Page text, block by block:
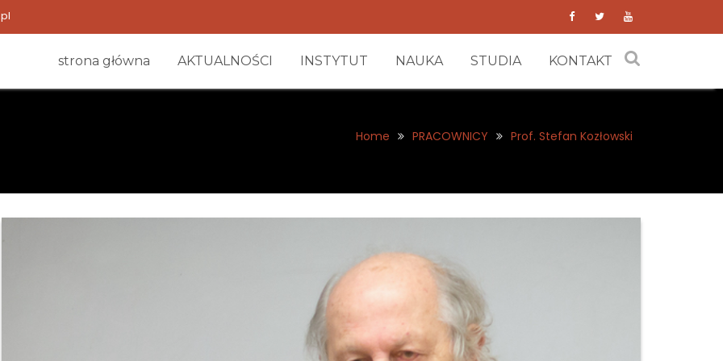
strona główna AKTUALNOŚCI INSTYTUT NAUKA STUDIA KONTAKT
Home PRACOWNICY Prof. Stefan Kozłowski